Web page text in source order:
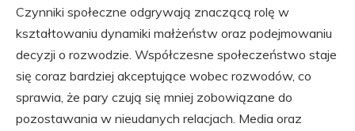
Czynniki społeczne odgrywają znaczącą rolę w
kształtowaniu dynamiki małżeństw oraz podejmowaniu
decyzji o rozwodzie. Współczesne społeczeństwo staje
się coraz bardziej akceptujące wobec rozwodów, co
sprawia, że pary czują się mniej zobowiązane do
pozostawania w nieudanych relacjach. Media oraz